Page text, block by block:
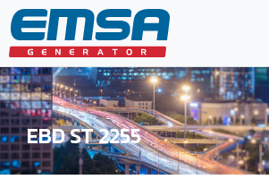
EBD ST 2255